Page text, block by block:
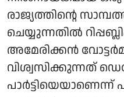
രാജ്യത്തിന്റെ
ചെയ്യുന്നതിൽ
അമേരിക്കൻ
വിശ്വസിക്കുന്നത്